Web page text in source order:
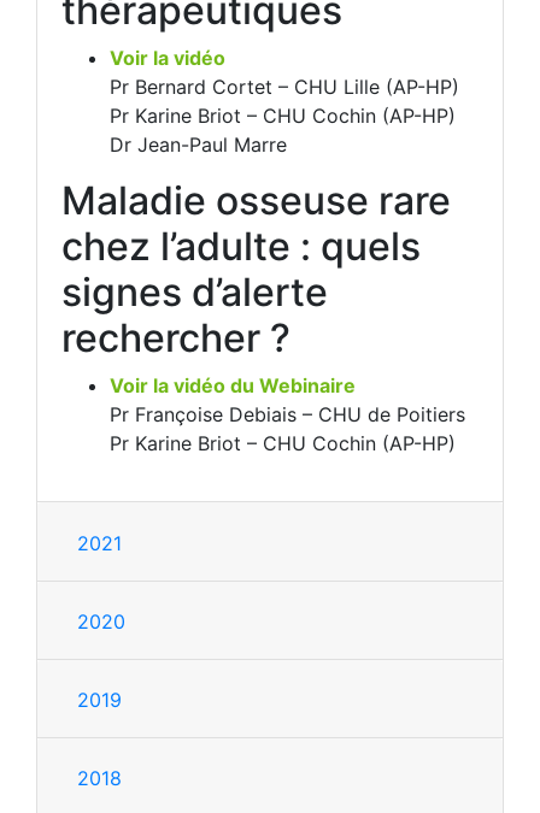
thérapeutiques
Voir la vidéo
Pr Bernard Cortet – CHU Lille (AP-HP)
Pr Karine Briot – CHU Cochin (AP-HP)
Dr Jean-Paul Marre
Maladie osseuse rare
chez l’adulte : quels
signes d’alerte
rechercher ?
Voir la vidéo du Webinaire
Pr Françoise Debiais – CHU de Poitiers
Pr Karine Briot – CHU Cochin (AP-HP)
2021
2020
2019
2018